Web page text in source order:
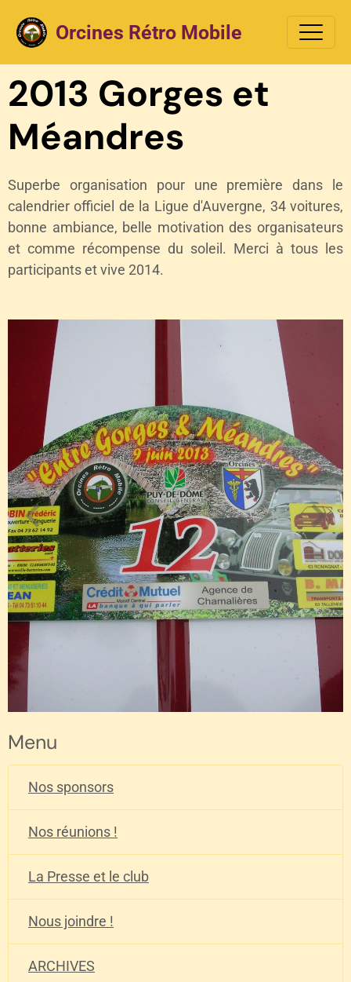
Orcines Rétro Mobile
2013 Gorges et
Méandres
Superbe organisation pour une première dans le
calendrier officiel de la Ligue d'Auvergne, 34 voitures,
bonne ambiance, belle motivation des organisateurs
et comme récompense du soleil. Merci à tous les
participants et vive 2014.
Menu
Nos sponsors
Nos réunions !
La Presse et le club
Nous joindre !
ARCHIVES